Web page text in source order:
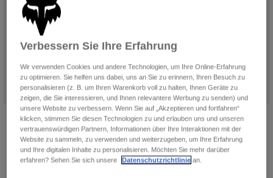
MTB entdecken
Product Help
MTB Ratgeber
Helm-Pflegeanleitung
Moto entdecken
Product Help
Motorradausrüstung Ratgeber
Helm-Pflegeanleitung
Stiefel-Pflegeanleitung
T-shirts
Hoodies und Pullover
Alle anzeigen
Zubehör
Hüte & Mützen
Taschen & Rucksäcke
Socken
Jacken
Socken
Alle anzeigen
Freizeitkleidung
Tops
Hoodies und Pullover
Jacken
Flexair Shorts
€ 109,99
(1)
Ranger Shorts
€ 79,99
(10)
Verbessern Sie Ihre Erfahrung
Wir verwenden Cookies und andere Technologien, um Ihre Online-Erfahrung
zu optimieren. Sie helfen uns dabei, uns an Sie zu erinnern, Ihren Besuch zu
personalisieren (z. B. um Ihren Warenkorb voll zu halten, Ihnen Geräte zu
zeigen, die Sie interessieren, und Ihnen relevantere Werbung zu senden) und
unsere Website zu verbessern. Wenn Sie auf „Akzeptieren und fortfahren“
klicken, stimmen Sie diesen Technologien zu und erlauben uns und unseren
vertrauenswürdigen Partnern, Informationen über Ihre Interaktionen mit der
Website zu sammeln, zu verwenden und weiterzugeben, um Ihre Erfahrung
und Ihre digitalen Inhalte zu personalisieren. Möchten Sie mehr darüber
erfahren? Sehen Sie sich unsere
Datenschutzrichtlinie an.